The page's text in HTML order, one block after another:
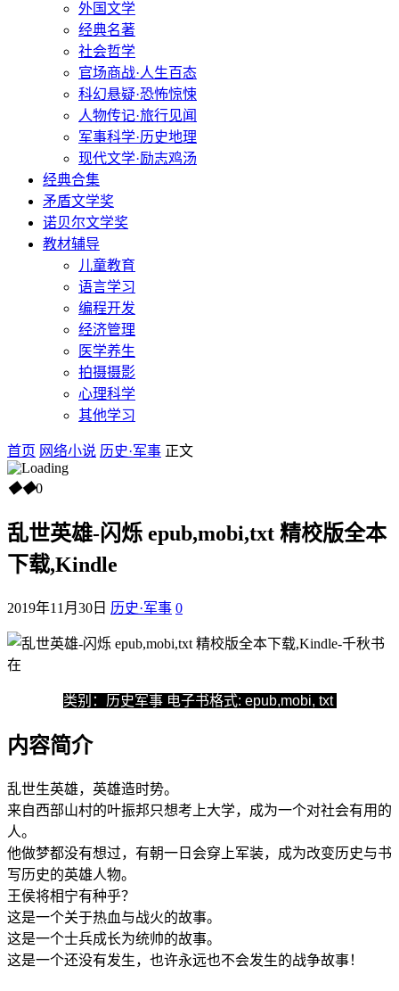
外国文学
经典名著
社会哲学
官场商战·人生百态
科幻悬疑·恐怖惊悚
人物传记·旅行见闻
军事科学·历史地理
现代文学·励志鸡汤
经典合集
矛盾文学奖
诺贝尔文学奖
教材辅导
儿童教育
语言学习
编程开发
经济管理
医学养生
拍摄摄影
心理科学
其他学习
首页 网络小说 历史·军事 正文
◆◆0
乱世英雄-闪烁 epub,mobi,txt 精校版全本
下载,Kindle
2019年11月30日 历史·军事 0
类别：历史军事 电子书格式: epub,mobi, txt
内容简介
乱世生英雄，英雄造时势。
来自西部山村的叶振邦只想考上大学，成为一个对社会有用的
人。
他做梦都没有想过，有朝一日会穿上军装，成为改变历史与书
写历史的英雄人物。
王侯将相宁有种乎？
这是一个关于热血与战火的故事。
这是一个士兵成长为统帅的故事。
这是一个还没有发生，也许永远也不会发生的战争故事！